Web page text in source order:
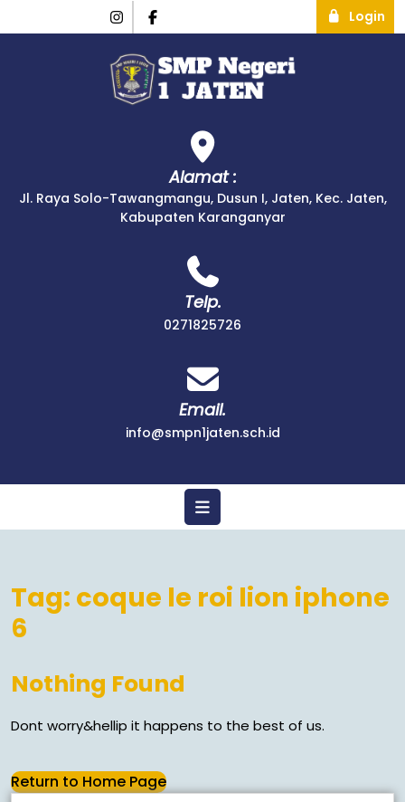
Login
Alamat :
Jl. Raya Solo-Tawangmangu, Dusun I, Jaten, Kec. Jaten,
Kabupaten Karanganyar
Telp.
0271825726
Email.
info@smpn1jaten.sch.id
Tag: coque le roi lion iphone
6
Nothing Found
Dont worry&hellip it happens to the best of us.
Return to Home Page